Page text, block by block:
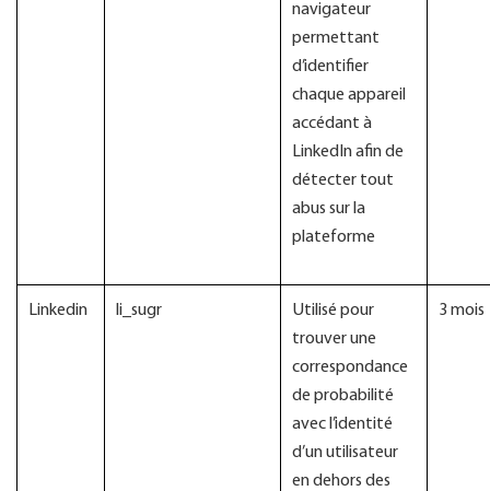
navigateur
permettant
d’identifier
chaque appareil
accédant à
LinkedIn afin de
détecter tout
abus sur la
plateforme
Linkedin li_sugr
Utilisé pour
trouver une
correspondance
de probabilité
avec l’identité
d’un utilisateur
en dehors des
3 mois